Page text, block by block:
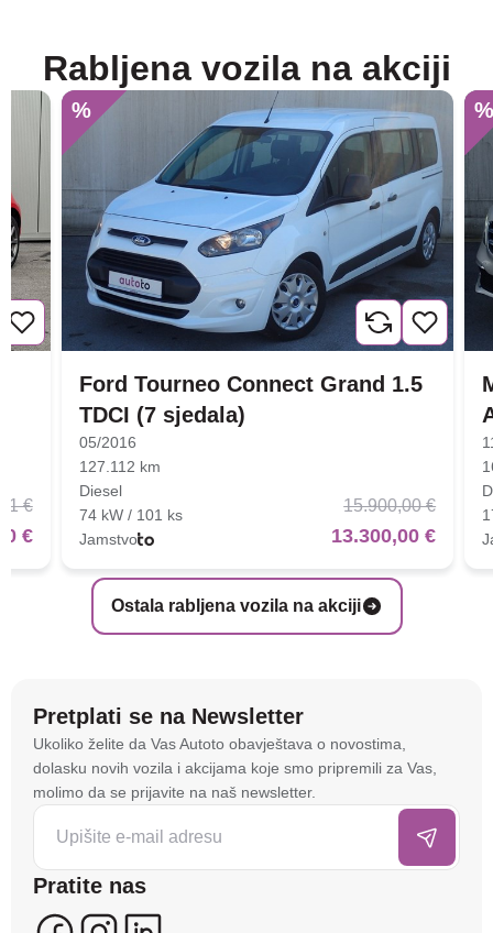
Rabljena vozila na akciji
Ostala rabljena vozila na akciji
€
€
%
Ford Tourneo Connect Grand 1.5
TDCI (7 sjedala)
05/2016
127.112 km
Diesel
74 kW / 101 ks
Jamstvo
15.900,00 €
13.300,00 €
Pretplati se na Newsletter
Ukoliko želite da Vas Autoto obavještava o novostima,
dolasku novih vozila i akcijama koje smo pripremili za Vas,
molimo da se prijavite na naš newsletter.
Pratite nas
Na stranici
tehnologije kako bismo spremali i pristupali
informacijama na vašem uređaju. To nam omogućuje
da poboljšamo funkcionalnost stranice, analiziramo
posjećenost te prikazujemo personalizirane oglase i
sadržaje koji bi vas mogli zanimati. U tu svrhu mogu
se kreirati korisnički profili koji povezuju podatke s
više uređaja i web lokacija. Naši partneri također